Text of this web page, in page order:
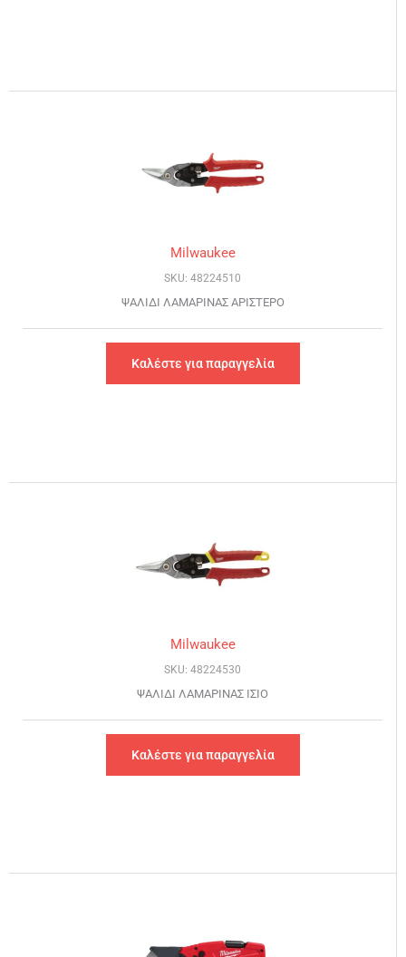
Milwaukee
SKU: 48224510
ΨΑΛΙΔΙ ΛΑΜΑΡΙΝΑΣ ΑΡΙΣΤΕΡΟ
Καλέστε για παραγγελία
Milwaukee
SKU: 48224530
ΨΑΛΙΔΙ ΛΑΜΑΡΙΝΑΣ ΙΣΙΟ
Καλέστε για παραγγελία